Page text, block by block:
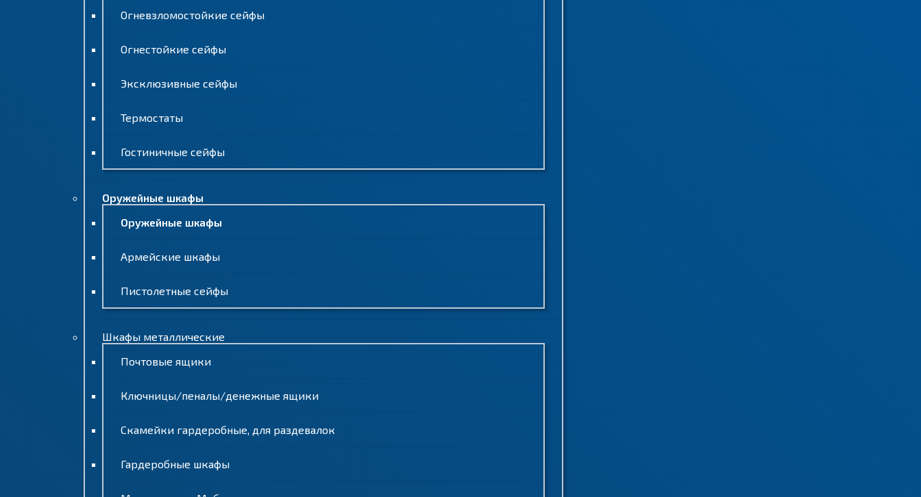
Огневзломостойкие сейфы
Огнестойкие сейфы
Эксклюзивные сейфы
Термостаты
Гостиничные сейфы
Оружейные шкафы
Оружейные шкафы
Армейские шкафы
Пистолетные сейфы
Шкафы металлические
Почтовые ящики
Ключницы/пеналы/денежные ящики
Скамейки гардеробные, для раздевалок
Гардеробные шкафы